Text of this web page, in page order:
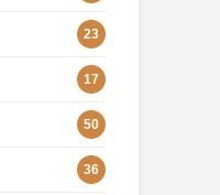
23
17
50
36